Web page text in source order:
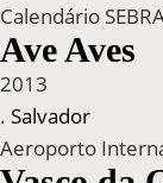
Calendário
Ave Aves
2013
. Salvador
Aeroporto